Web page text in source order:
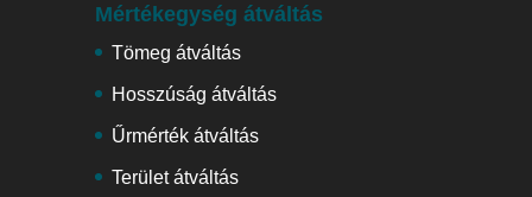
Mértékegység átváltás
Tömeg átváltás
Hosszúság átváltás
Űrmérték átváltás
Terület átváltás